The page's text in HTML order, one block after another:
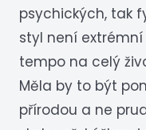
psychických, tak
styl není
tempo na celý
Měla by to být
přírodou a ne